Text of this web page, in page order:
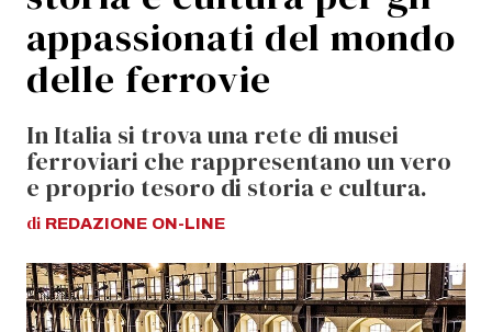
appassionati del mondo
delle ferrovie
In Italia si trova una rete di musei
ferroviari che rappresentano un vero
e proprio tesoro di storia e cultura.
di REDAZIONE ON-LINE